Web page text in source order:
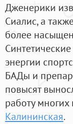
Дженерики
Сиалис, а
более
энергии
БАДы и
повысят
работу
Калининская.